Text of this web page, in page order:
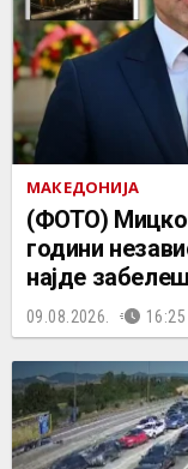
МАКЕДОНИЈА
(ФОТО)
години
најде
09.08.2026. 16:25